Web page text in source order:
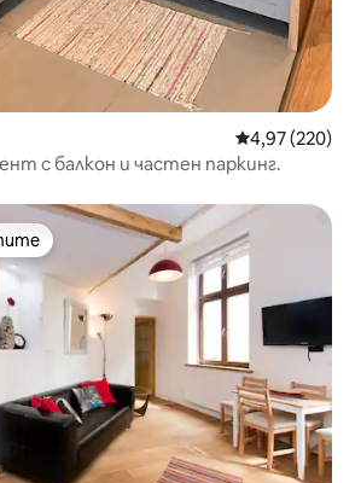
Средна
4,97 (220)
с балкон и частен паркинг.
на гостите